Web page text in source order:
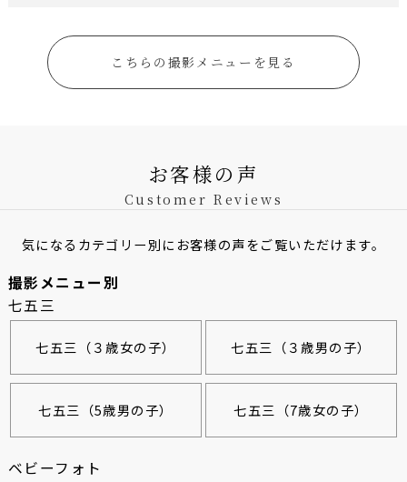
こちらの撮影メニューを見る
お客様の声
Customer Reviews
気になるカテゴリー別にお客様の声をご覧いただけます。
撮影メニュー別
七五三
七五三（３歳女の子） 七五三（３歳男の子）
七五三（5歳男の子） 七五三（7歳女の子）
ベビーフォト